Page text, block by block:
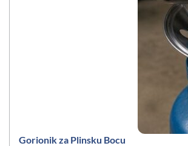
Gorionik za Plinsku Bocu